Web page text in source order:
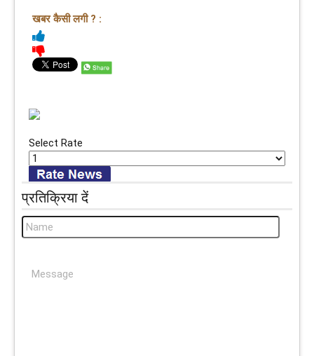
खबर कैसी लगी ? :
Select Rate
प्रतिक्रिया दें